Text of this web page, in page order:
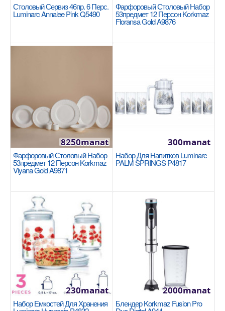
Кастрюля 16x8cm / 1.8л Korkmaz Stella A2922
KORKMAZ
Availability
6
В Корзину
Добавь в сравнения
В избранные
Стеклянная крышка 20см Tefal Cocoon
04197720
Столовый Сервиз 46пр. 6 Перс.
Luminarc Annalee Pink Q5490
Фарфоровый Столовый Набор
53предмет 12 Персон Korkmaz
Floransa Gold A9876
Фарфоровый Столовый Набор
53предмет 12 Персон Korkmaz
Viyana Gold A9871
8250manat
Набор Для Напитков Luminarc
PALM SPRINGS P4817
300manat
Набор Емкостей Для Хранения
230manat
Блендер Korkmaz Fusion Pro
2000manat